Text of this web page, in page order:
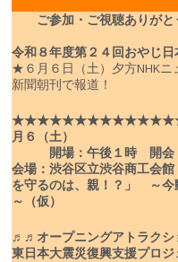
ご参加・ご視聴ありがと
令和８年度第２４回おやじ日
★６月６日（土）夕方NHKニ
新聞朝刊で報道！
月６（土）
開場：午後１時 開会：
会場：渋谷区立渋谷商工会
を守るのは、親！？」
～今
～（仮）
♬♬オープニングアトラク
東日本大震災復興支援プロジ